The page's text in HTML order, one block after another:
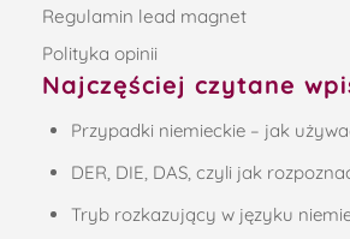
Regulamin lead magnet
Polityka opinii
Najczęściej czytane
Przypadki niemieckie – jak
DER, DIE, DAS, czyli jak
Tryb rozkazujący w języku